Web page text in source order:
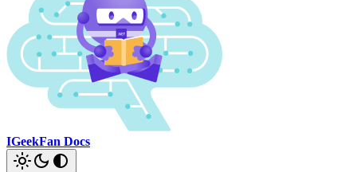
IGeekFan Docs